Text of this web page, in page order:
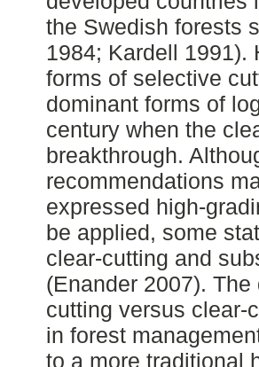
the Swedish forests
1984; Kardell 1991).
forms of selective
dominant forms of
century when the
breakthrough.
recommendations
expressed high-
be applied, some
clear-cutting and
(Enander 2007).
cutting versus clear-
in forest
to a more traditional